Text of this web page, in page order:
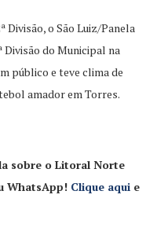
Divisão, o São Luiz/Panela
Divisão do Municipal na
público e teve clima de
amador em Torres.
sobre o Litoral Norte
WhatsApp! Clique aqui e